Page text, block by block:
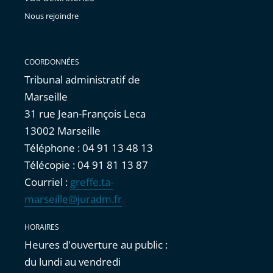
Nous rejoindre
COORDONNÉES
Tribunal administratif de
Marseille
31 rue Jean-François Leca
13002 Marseille
Téléphone : 04 91 13 48 13
Télécopie : 04 91 81 13 87
Courriel : greffe.ta-
marseille@juradm.fr
HORAIRES
Heures d'ouverture au public :
du lundi au vendredi